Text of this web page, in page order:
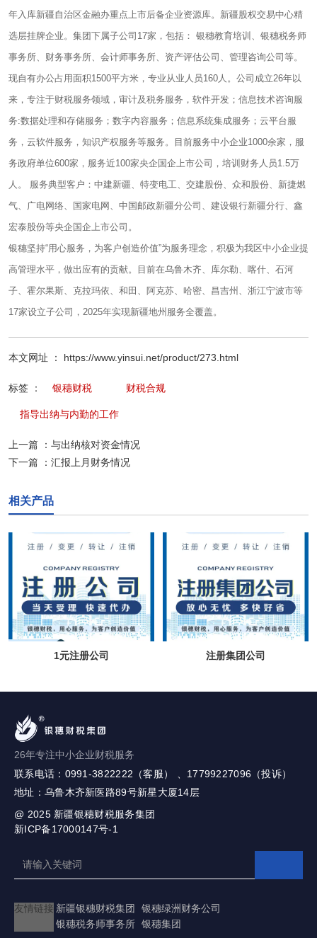
年入库新疆自治区金融办重点上市后备企业资源库。新疆股权交易中心精
选层挂牌企业。集团下属子公司17家，包括： 银穗教育培训、银穗税务师
事务所、财务事务所、会计师事务所、资产评估公司、管理咨询公司等。
现自有办公占用面积1500平方米，专业从业人员160人。公司成立26年以
来，专注于财税服务领域，审计及税务服务，软件开发；信息技术咨询服
务:数据处理和存储服务；数字内容服务；信息系统集成服务；云平台服
务，云软件服务，知识产权服务等服务。目前服务中小企业1000余家，服
务政府单位600家，服务近100家央企国企上市公司，培训财务人员1.5万
人。 服务典型客户：中建新疆、特变电工、交建股份、众和股份、新捷燃
气、广电网络、国家电网、中国邮政新疆分公司、建设银行新疆分行、鑫
宏泰股份等央企国企上市公司。
银穗坚持“用心服务，为客户创造价值”为服务理念，积极为我区中小企业提
高管理水平，做出应有的贡献。目前在乌鲁木齐、库尔勒、喀什、石河
子、霍尔果斯、克拉玛依、和田、阿克苏、哈密、昌吉州、浙江宁波市等
17家设立子公司，2025年实现新疆地州服务全覆盖。
本文网址 ： https://www.yinsui.net/product/273.html
标签 ： 银穗财税 财税合规
指导出纳与内勤的工作
上一篇 ： 与出纳核对资金情况
下一篇 ： 汇报上月财务情况
相关产品
1元注册公司 注册集团公司
26年专注中小企业财税服务
联系电话：0991-3822222（客服） 、17799227096（投诉）
地址：乌鲁木齐新医路89号新星大厦14层
@ 2025 新疆银穗财税服务集团
新ICP备17000147号-1
友情链接 新疆银穗财税集团
银穗绿洲财务公司
银穗税务师事务所 银穗集团